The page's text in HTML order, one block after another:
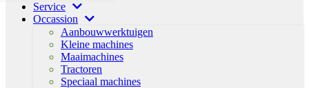
Service
Occassion
Aanbouwwerktuigen
Kleine machines
Maaimachines
Tractoren
Speciaal machines